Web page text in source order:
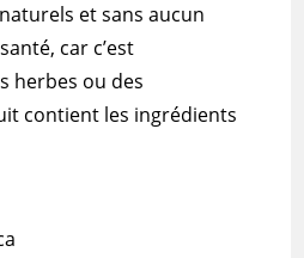
et sans aucun
car c’est
herbes ou des
contient les ingrédients